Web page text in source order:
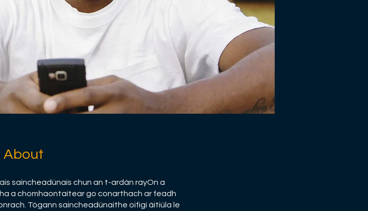
About
saincheadúnais chun an t-ardán rayOn a
a chomhaontaítear go conarthach ar feadh
Tógann saincheadúnaithe oifigí áitiúla le